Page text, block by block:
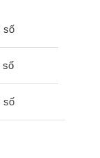
số
số
số